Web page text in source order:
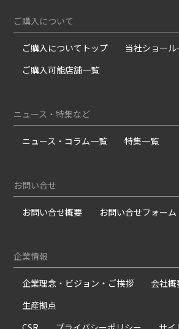
ご購入について
ご購入についてトップ
当社ショール
ご購入可能店舗一覧
ニュース・特集など
ニュース・コラム一覧 特集一覧
お問い合せ
お問い合せ概要 お問い合せフォーム
企業情報
企業理念・ビジョン・ご挨拶
会社
生産拠点